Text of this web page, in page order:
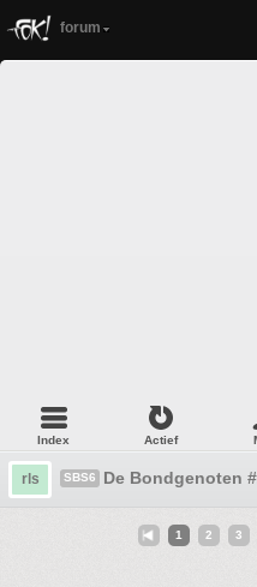
forum
Index Actief
rls SBS6 De Bondgenoten
1 2 3